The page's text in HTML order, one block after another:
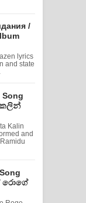
/
lyrics
and state
Song
කලින්
Kalin
and
රොගේ